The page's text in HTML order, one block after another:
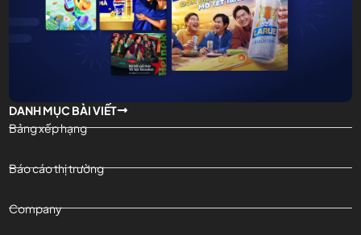
DANH MỤC BÀI VIẾT
Bảng xếp hạng
Báo cáo thị trường
Company